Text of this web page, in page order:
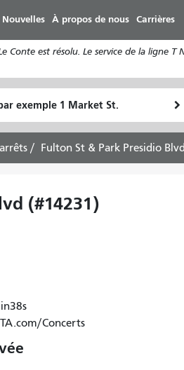
au
Nouvelles À propos de nous Carrières
Conte est résolu. Le service de la ligne
Fulton St & Park Presidio
(#14231)
Concerts